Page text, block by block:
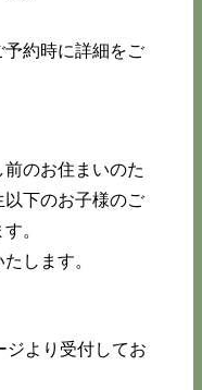
約時に詳細をご
のお住まいのた
下のお子様のご
。
します。
ジより受付してお